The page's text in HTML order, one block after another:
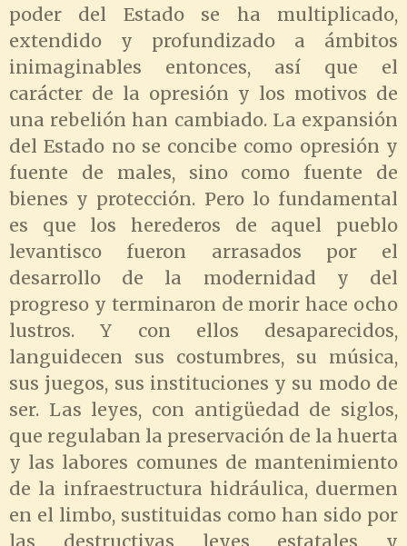
poder del Estado se ha multiplicado,
extendido y profundizado a ámbitos
inimaginables entonces, así que el
carácter de la opresión y los motivos de
una rebelión han cambiado. La expansión
del Estado no se concibe como opresión y
fuente de males, sino como fuente de
bienes y protección. Pero lo fundamental
es que los herederos de aquel pueblo
levantisco fueron arrasados por el
desarrollo de la modernidad y del
progreso y terminaron de morir hace ocho
lustros. Y con ellos desaparecidos,
languidecen sus costumbres, su música,
sus juegos, sus instituciones y su modo de
ser. Las leyes, con antigüedad de siglos,
que regulaban la preservación de la huerta
y las labores comunes de mantenimiento
de la infraestructura hidráulica, duermen
en el limbo, sustituidas como han sido por
las destructivas leyes estatales y